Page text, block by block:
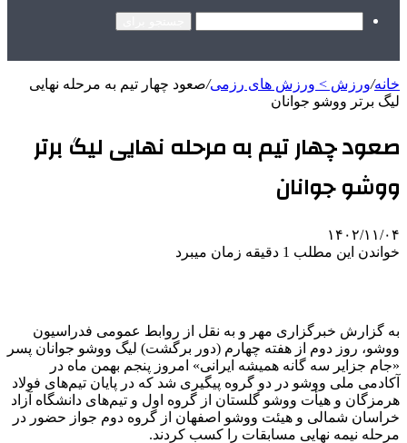
خانه/ورزش > ورزش های رزمی/صعود چهار تیم به مرحله نهایی
لیگ برتر ووشو جوانان
صعود چهار تیم به مرحله نهایی لیگ برتر
ووشو جوانان
۱۴۰۲/۱۱/۰۴
خواندن این مطلب 1 دقیقه زمان میبرد
به گزارش خبرگزاری مهر و به نقل از روابط عمومی فدراسیون
ووشو، روز دوم از هفته چهارم (دور برگشت) لیگ ووشو جوانان پسر
«جام جزایر سه گانه همیشه ایرانی» امروز پنجم بهمن ماه در
آکادمی ملی ووشو در دو گروه پیگیری شد که در پایان تیم‌های فولاد
هرمزگان و هیأت ووشو گلستان از گروه اول و تیم‌های دانشگاه آزاد
خراسان شمالی و هیئت ووشو اصفهان از گروه دوم جواز حضور در
مرحله نیمه نهایی مسابقات را کسب کردند.